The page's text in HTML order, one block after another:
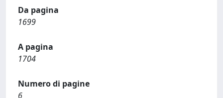
Da pagina
1699
A pagina
1704
Numero di pagine
6